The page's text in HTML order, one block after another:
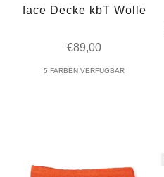
face Decke kbT Wolle
Angebot
€89,00
5 FARBEN VERFÜGBAR